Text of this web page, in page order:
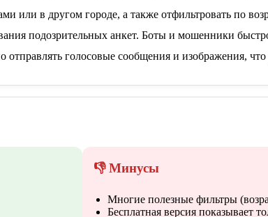
или в другом городе, а также отфильтровать по
подозрительных анкет. Боты и мошенники
отправлять голосовые сообщения и изображения,
👎 Минусы
Многие полезные фильтры
Бесплатная версия показывает